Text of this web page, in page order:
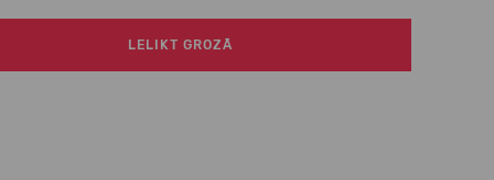
LELIKT GROZĀ